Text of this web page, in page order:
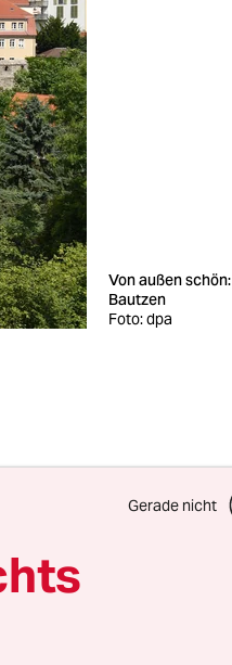
Von außen schön:
Bautzen
Foto: dpa
nicht
Der
Gerade nicht